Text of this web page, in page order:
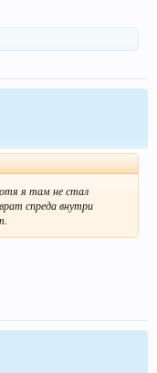
я там не стал
спреда внутри